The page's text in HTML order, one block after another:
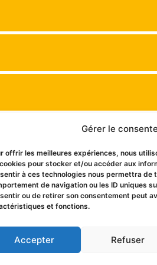
Gérer le
offrir les meilleures expériences, nous
pour stocker et/ou accéder aux
à ces technologies nous permettra de
de navigation ou les ID uniques
ou de retirer son consentement peut
et fonctions.
Accepter Refuser
de-Dôme